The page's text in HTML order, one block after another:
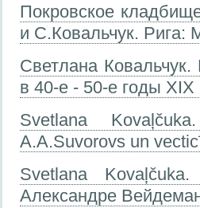
Покровское
и С.Ковальчук. Рига:
Светлана
в 40-е - 50-е годы
Svetlana
А.A.Suvorovs un
Svetlana
Александре